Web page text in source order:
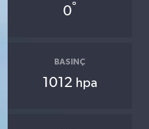
0°
BASINÇ
1012 hpa